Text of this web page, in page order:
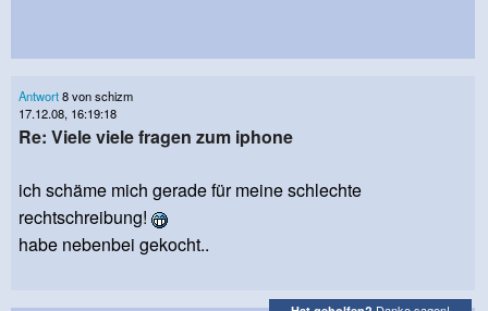
Antwort8 von schizm
17.12.08, 16:19:18
Re: Viele viele fragen zum iphone
ich schäme mich gerade für meine schlechte
rechtschreibung!
habe nebenbei gekocht..